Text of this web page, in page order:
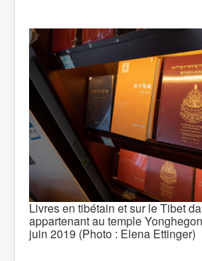
Livres en tibétain et sur le Tibet
appartenant au temple
juin 2019 (Photo : Elena Ettinger)